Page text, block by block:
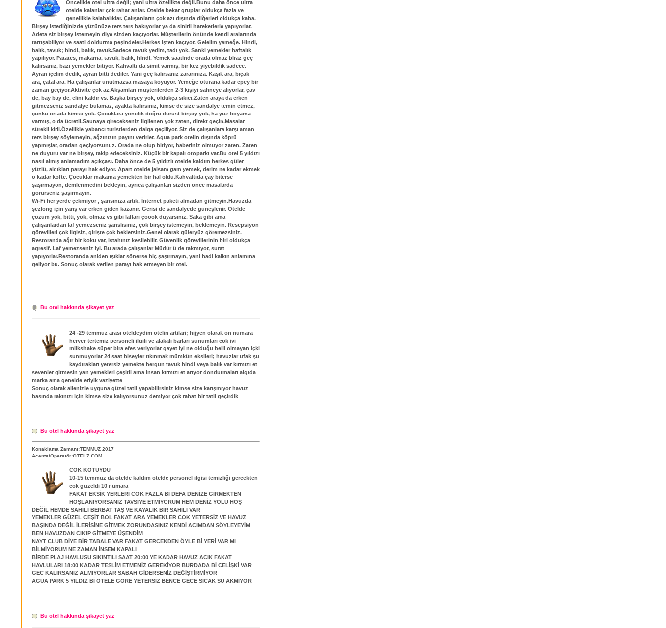
Öncelikle otel ultra değil; yani ultra özellikte değil.Bunu daha önce ultra
otelde kalanlar çok rahat anlar. Otelde bekar gruplar oldukça fazla ve
genellikle kalabalıklar. Çalışanların çok azı dışında diğerleri oldukça kaba.
Birşey istediğinizde yüzünüze ters ters bakıyorlar ya da sinirli hareketlerle yapıyorlar.
Adeta siz birşey istemeyin diye sizden kaçıyorlar. Müşterilerin önünde kendi aralarında
tartışabiliyor ve saati doldurma peşindeler.Herkes işten kaçıyor. Gelelim yemeğe. Hindi,
balık, tavuk; hindi, balık, tavuk.Sadece tavuk yedim, tadı yok. Sanki yemekler haftalık
yapılıyor. Patates, makarna, tavuk, balık, hindi. Yemek saatinde orada olmaz biraz geç
kalırsanız, bazı yemekler bitiyor. Kahvaltı da simit varmış, bir kez yiyebildik sadece.
Ayran içelim dedik, ayran bitti dediler. Yani geç kalırsanız zararınıza. Kaşık ara, bıçak
ara, çatal ara. Ha çalışanlar unutmazsa masaya koyuyor. Yemeğe oturana kadar epey bir
zaman geçiyor.Aktivite çok az.Akşamları müşterilerden 2-3 kişiyi sahneye alıyorlar, çav
de, bay bay de, elini kaldır vs. Başka birşey yok, oldukça sıkıcı.Zaten araya da erken
gitmezseniz sandalye bulamaz, ayakta kalırsınız, kimse de size sandalye temin etmez,
çünkü ortada kimse yok. Çocuklara yönelik doğru dürüst birşey yok, ha yüz boyama
varmış, o da ücretli.Saunaya girecekseniz ilgilenen yok zaten, direkt geçin.Masalar
sürekli kirli.Özellikle yabancı turistlerden dalga geçiliyor. Siz de çalışanlara karşı aman
ters birşey söylemeyin, ağzınızın payını verirler. Agua park otelin dışında köprü
yapmışlar, oradan geçiyorsunuz. Orada ne olup bitiyor, haberiniz olmuyor zaten. Zaten
ne duyuru var ne birşey, takip edeceksiniz. Küçük bir kapalı otoparkı var.Bu otel 5 yıldızı
nasıl almış anlamadım açıkçası. Daha önce de 5 yıldızlı otelde kaldım herkes güler
yüzlü, aldıkları parayı hak ediyor. Apart otelde jalsam gam yemek, derim ne kadar ekmek
o kadar köfte. Çocuklar makarna yemekten bir hal oldu.Kahvaltıda çay biterse
şaşırmayon, demlenmedini bekleyin, ayrıca çalışanları sizden önce masalarda
görürseniz şaşırmayın.
Wi-Fi her yerde çekmiyor , şansınıza artık. İnternet paketi almadan gitmeyin.Havuzda
şezlong için yarış var erken giden kazanır. Gerisi de sandalyede güneşlenir. Otelde
çözüm yok, bitti, yok, olmaz vs gibi lafları çoook duyarsınız. Saka gibi ama
çalışanlardan laf yemezseniz şanslısınız, çok birşey istemeyin, beklemeyin. Resepsiyon
görevlileri çok ilgisiz, girişte çok beklersiniz.Genel olarak güleryüz göremezsiniz.
Restoranda ağır bir koku var, iştahınız kesilebilir. Güvenlik görevlilerinin biri oldukça
agresif. Laf yemezseniz iyi. Bu arada çalışanlar Müdür ü de takmıyor, surat
yapıyorlar.Restoranda aniden ışıklar sönerse hiç şaşırmayın, yani hadi kalkın anlamına
geliyor bu. Sonuç olarak verilen parayı hak etmeyen bir otel.
Bu otel hakkında şikayet yaz
24 -29 temmuz arası oteldeydim otelin artilari; hijyen olarak on numara
heryer tertemiz personeli ilgili ve alakalı barları sunumları çok iyi
milkshake süper bira efes veriyorlar gayet iyi ne olduğu belli olmayan içki
sunmuyorlar 24 saat biseyler tıkınmak mümkün eksileri; havuzlar ufak şu
kaydırakları yetersiz yemekte hergun tavuk hindi veya balık var kırmızı et
sevenler gitmesin yan yemekleri çeşitli ama insan kırmızı et arıyor dondurmaları algıda
marka ama genelde eriyik vaziyette
Sonuç olarak ailenizle uyguna güzel tatil yapabilirsiniz kimse size karışmıyor havuz
basında rakınızı için kimse size kalıyorsunuz demiyor çok rahat bir tatil geçirdik
Bu otel hakkında şikayet yaz
Konaklama Zamanı:TEMMUZ 2017
Acenta/Operatör:OTELZ.COM
COK KÖTÜYDÜ
10-15 temmuz da otelde kaldım otelde personel ilgisi temizliği gercekten
cok güzeldi 10 numara
FAKAT EKSİK YERLERİ COK FAZLA Bİ DEFA DENİZE GİRMEKTEN
HOŞLANIYORSANIZ TAVSİYE ETMİYORUM HEM DENİZ YOLU HOŞ
DEĞİL HEMDE SAHİLİ BERBAT TAŞ VE KAYALIK BİR SAHİLİ VAR
YEMEKLER GÜZEL CEŞİT BOL FAKAT ARA YEMEKLER COK YETERSİZ VE HAVUZ
BAŞINDA DEĞİL İLERİSİNE GİTMEK ZORUNDASINIZ KENDİ ACIMDAN SÖYLEYEYİM
BEN HAVUZDAN CIKIP GİTMEYE ÜŞENDİM
NAYT CLUB DİYE BİR TABALE VAR FAKAT GERCEKDEN ÖYLE Bİ YERİ VAR MI
BİLMİYORUM NE ZAMAN İNSEM KAPALI
BİRDE PLAJ HAVLUSU SIKINTILI SAAT 20:00 YE KADAR HAVUZ ACIK FAKAT
HAVLULARI 18:00 KADAR TESLİM ETMENİZ GEREKİYOR BURDADA Bİ CELİŞKİ VAR
GEC KALIRSANIZ ALMIYORLAR SABAH GİDERSENİZ DEĞİŞTİRMİYOR
AGUA PARK 5 YILDIZ Bİ OTELE GÖRE YETERSİZ BENCE GECE SICAK SU AKMIYOR
Bu otel hakkında şikayet yaz